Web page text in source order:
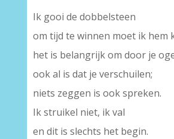
Ik gooi de dobbelsteen
om tijd te winnen moet ik hem
het is belangrijk om door je
ook al is dat je verschuilen;
niets zeggen is ook spreken.
Ik struikel niet, ik val
en dit is slechts het begin.